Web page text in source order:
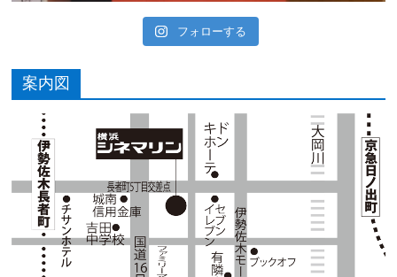
フォローする
案内図